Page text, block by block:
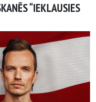
“IEKLAUSIES